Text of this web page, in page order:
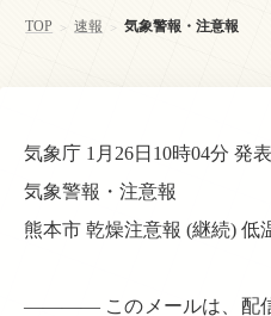
TOP > 速報 > 気象警報・注意報
気象庁 1月26日10時04分 発表
気象警報・注意報
熊本市 乾燥注意報 (継続) 低
———— このメールは、配